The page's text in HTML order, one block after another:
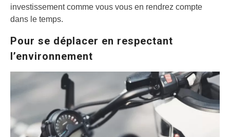
investissement comme vous vous en rendrez compte
dans le temps.
Pour se déplacer en respectant
l’environnement